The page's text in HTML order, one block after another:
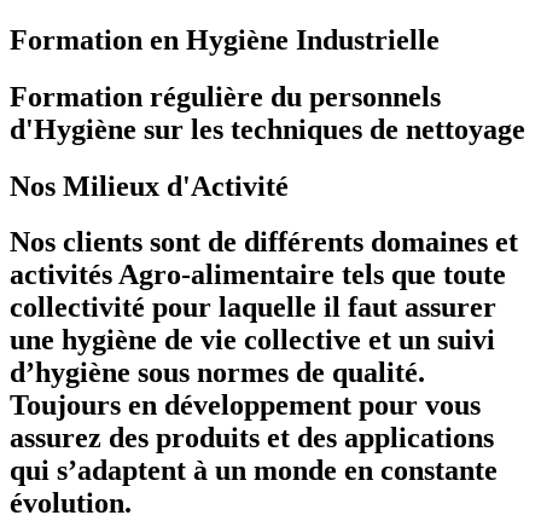
Formation en Hygiène Industrielle
Formation régulière du personnels
d'Hygiène sur les techniques de nettoyage
Nos Milieux d'Activité
Nos clients sont de différents domaines et
activités Agro-alimentaire tels que toute
collectivité pour laquelle il faut assurer
une hygiène de vie collective et un suivi
d’hygiène sous normes de qualité.
Toujours en développement pour vous
assurez des produits et des applications
qui s’adaptent à un monde en constante
évolution.